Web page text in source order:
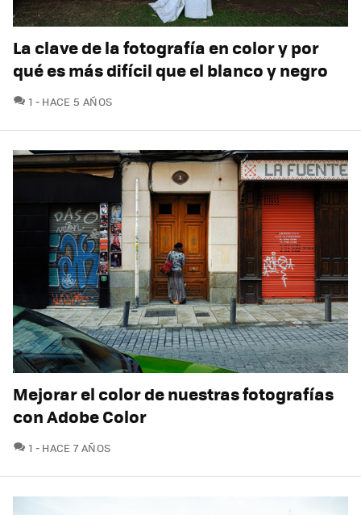
La clave de la fotografía en color y por
qué es más difícil que el blanco y negro
1 COMENTARIOS
HACE 5 AÑOS
Mejorar el color de nuestras fotografías
con Adobe Color
1 COMENTARIOS
HACE 7 AÑOS